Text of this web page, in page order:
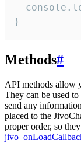
}
Methods#
API methods allow
They can be used
send any
placed to the
proper order, so